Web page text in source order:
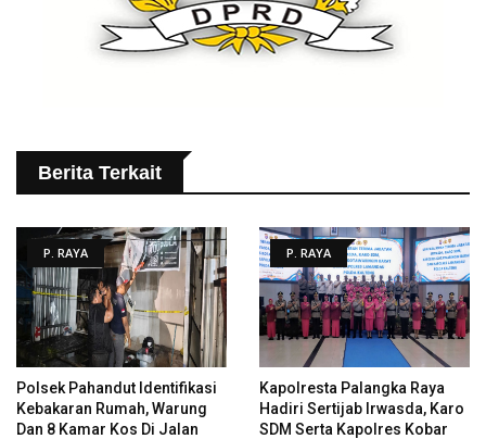
Berita Terkait
P. RAYA
Polsek Pahandut Identifikasi
Kebakaran Rumah, Warung
Dan 8 Kamar Kos Di Jalan
P. RAYA
Kapolresta Palangka Raya
Hadiri Sertijab Irwasda, Karo
SDM Serta Kapolres Kobar